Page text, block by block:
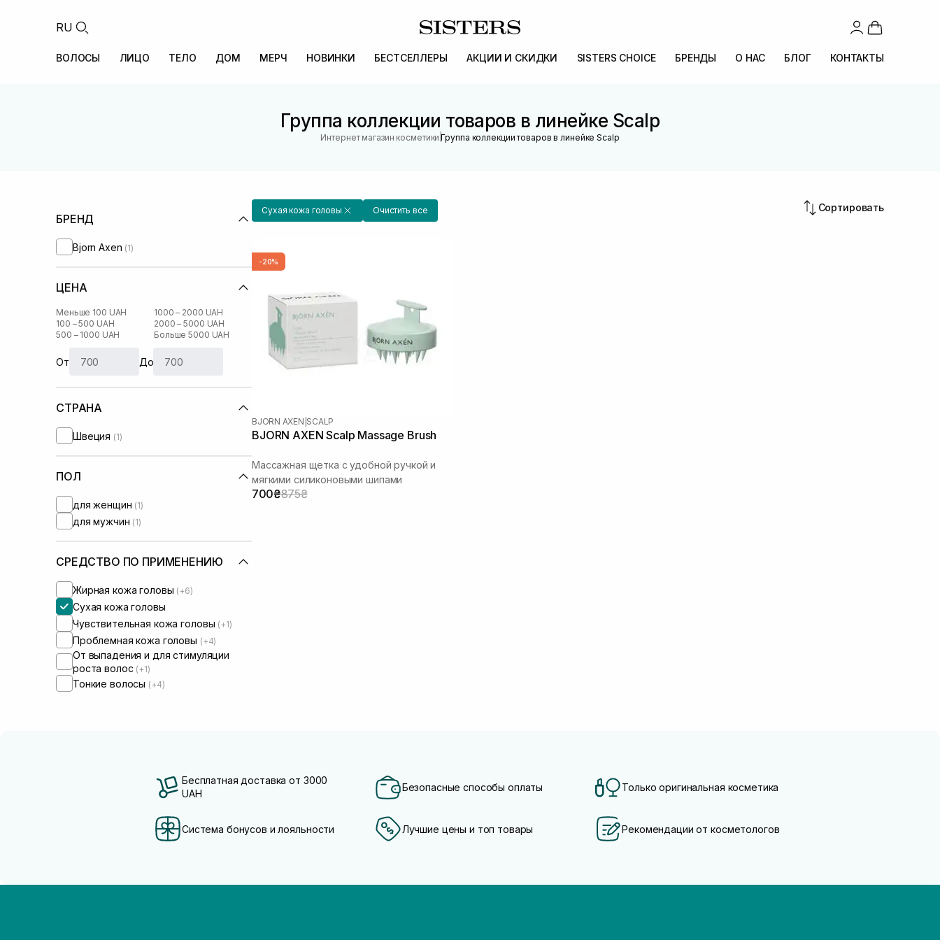
RU
ВОЛОСЫ ЛИЦО ТЕЛО ДОМ МЕРЧ НОВИНКИ БЕСТСЕЛЛЕРЫ АКЦИИ И СКИДКИ SISTERS CHOICE БРЕНДЫ О НАС БЛОГ КОНТАКТЫ
Группа коллекции товаров в линейке Scalp
Интернет магазин косметики |Группа коллекции товаров в линейке Scalp
БРЕНД
Bjorn Axen (1)
ЦЕНА
Меньше 100 UAH
100 – 500 UAH
500 – 1000 UAH
1000 – 2000 UAH
2000 – 5000 UAH
Больше 5000 UAH
От До
СТРАНА
Швеция (1)
ПОЛ
для женщин (1)
для мужчин (1)
СРЕДСТВО ПО ПРИМЕНЕНИЮ
Жирная кожа головы (+6)
Сухая кожа головы
Чувствительная кожа головы (+1)
Проблемная кожа головы (+4)
От выпадения и для стимуляции
роста волос (+1)
Тонкие волосы (+4)
Сухая кожа головы Очистить все Сортировать
-20%
BJORN AXEN SCALP
BJORN AXEN Scalp Massage Brush
Массажная щетка с удобной ручкой и
мягкими силиконовыми шипами
700₴875₴
Бесплатная доставка от 3000
UAH
Безопасные способы оплаты Только оригинальная косметика
Система бонусов и лояльности Лучшие цены и топ товары Рекомендации от косметологов